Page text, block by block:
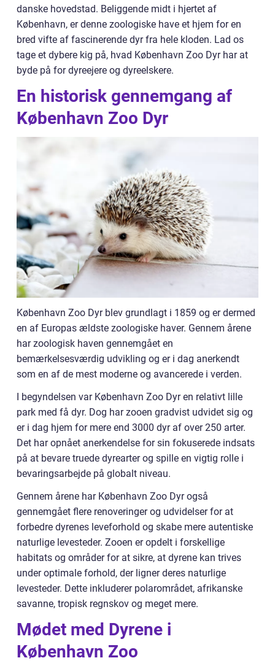
danske hovedstad. Beliggende midt i hjertet af
København, er denne zoologiske have et hjem for en
bred vifte af fascinerende dyr fra hele kloden. Lad os
tage et dybere kig på, hvad København Zoo Dyr har at
byde på for dyreejere og dyreelskere.
En historisk gennemgang af
København Zoo Dyr
København Zoo Dyr blev grundlagt i 1859 og er dermed
en af Europas ældste zoologiske haver. Gennem årene
har zoologisk haven gennemgået en
bemærkelsesværdig udvikling og er i dag anerkendt
som en af de mest moderne og avancerede i verden.
I begyndelsen var København Zoo Dyr en relativt lille
park med få dyr. Dog har zooen gradvist udvidet sig og
er i dag hjem for mere end 3000 dyr af over 250 arter.
Det har opnået anerkendelse for sin fokuserede indsats
på at bevare truede dyrearter og spille en vigtig rolle i
bevaringsarbejde på globalt niveau.
Gennem årene har København Zoo Dyr også
gennemgået flere renoveringer og udvidelser for at
forbedre dyrenes leveforhold og skabe mere autentiske
naturlige levesteder. Zooen er opdelt i forskellige
habitats og områder for at sikre, at dyrene kan trives
under optimale forhold, der ligner deres naturlige
levesteder. Dette inkluderer polarområdet, afrikanske
savanne, tropisk regnskov og meget mere.
Mødet med Dyrene i
København Zoo